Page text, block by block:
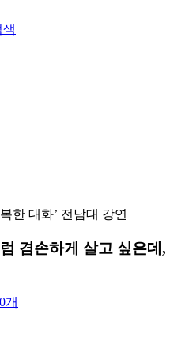
색
한 대화’ 전남대 강연
겸손하게 살고 싶은데,
0개